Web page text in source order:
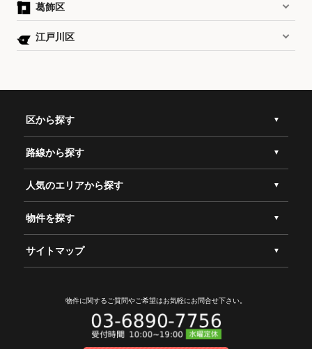
葛飾区
江戸川区
区から探す
路線から探す
人気のエリアから探す
物件を探す
サイトマップ
物件に関するご質問やご希望はお気軽にお問合せ下さい。